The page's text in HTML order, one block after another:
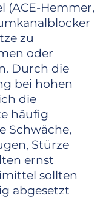
Hemmer,
zu
oder
Durch die
bei hohen
die
häufig
Schwäche,
Stürze
ernst
sollten
abgesetzt